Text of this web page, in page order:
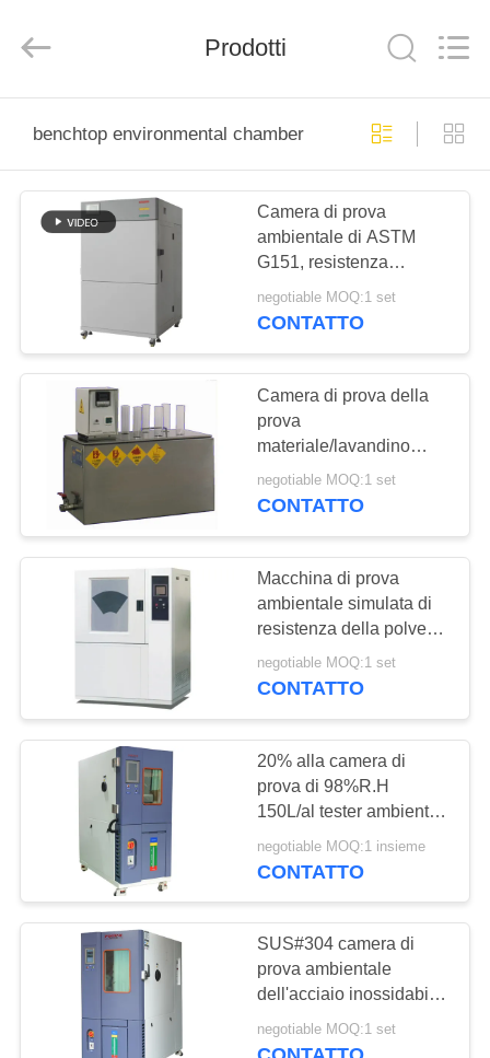
PRODOTTI
MANIFESTAZIONE
DI
CIRCA
GIRO
DELLA
FABBRICA
CONTROLLO
DI
QUALITÀ
RICHIEDA
UNA
CITAZIONE
MAPPA
Instruments
Rights
Prodotti
benchtop environmental chamber
Camera di prova
ambientale di ASTM
G151, resistenza
agli'agenti
atmosferici della camera
lampada allo xeno
negotiable MOQ:1 set
CONTATTO
Camera di prova della
prova
materiale/lavandino
ambientali del bagno
d'olio della camera
negotiable MOQ:1 set
CONTATTO
Macchina di prova
ambientale simulata di
resistenza della polvere
della sabbia della
camera di prova
negotiable MOQ:1 set
CONTATTO
20% alla camera di
prova di 98%R.H
150L/al tester ambientali
umidità di temperatura
negotiable MOQ:1 insieme
CONTATTO
SUS#304 camera di
prova ambientale
dell'acciaio inossidabile
150L/tester umidità di
temperatura
negotiable MOQ:1 set